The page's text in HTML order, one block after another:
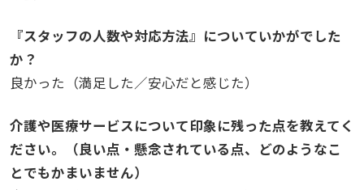
『スタッフの人数や対応方法』についていかがでした
か？
良かった（満足した／安心だと感じた）
介護や医療サービスについて印象に残った点を教えてく
ださい。（良い点・懸念されている点、どのようなこ
とでもかまいません）